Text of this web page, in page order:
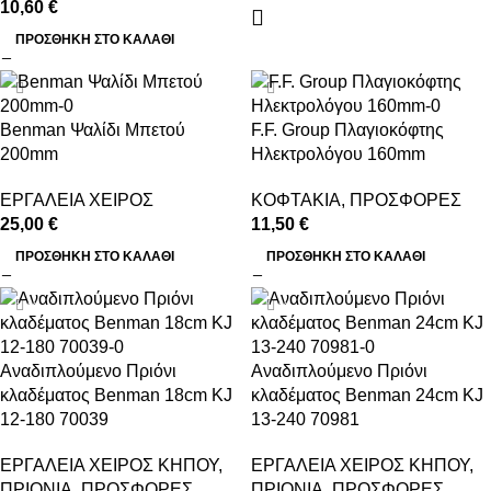
10,60 €
ΠΡΟΣΘΉΚΗ ΣΤΟ ΚΑΛΆΘΙ
Benman Ψαλίδι Μπετού
200mm
ΕΡΓΑΛΕΙΑ ΧΕΙΡΟΣ
25,00 €
ΠΡΟΣΘΉΚΗ ΣΤΟ ΚΑΛΆΘΙ
F.F. Group Πλαγιοκόφτης
Ηλεκτρολόγου 160mm
ΚΟΦΤΑΚΙΑ, ΠΡΟΣΦΟΡΕΣ
11,50 €
ΠΡΟΣΘΉΚΗ ΣΤΟ ΚΑΛΆΘΙ
-24%
Αναδιπλούμενο Πριόνι
κλαδέματος Benman 18cm KJ
12-180 70039
ΕΡΓΑΛΕΙΑ ΧΕΙΡΟΣ ΚΗΠΟΥ,
-13%
Αναδιπλούμενο Πριόνι
κλαδέματος Benman 24cm KJ
13-240 70981
ΕΡΓΑΛΕΙΑ ΧΕΙΡΟΣ ΚΗΠΟΥ,